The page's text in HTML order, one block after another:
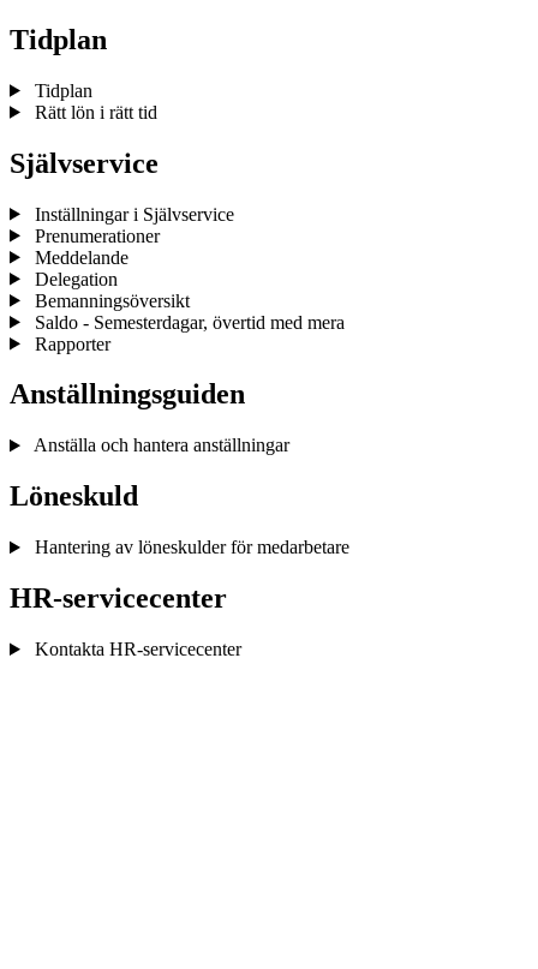
Tidplan
Tidplan
Rätt lön i rätt tid
Självservice
Inställningar i Självservice
Prenumerationer
Meddelande
Delegation
Bemanningsöversikt
Saldo - Semesterdagar, övertid med mera
Rapporter
Anställningsguiden
Anställa och hantera anställningar
Löneskuld
Hantering av löneskulder för medarbetare
HR-servicecenter
Kontakta HR-servicecenter